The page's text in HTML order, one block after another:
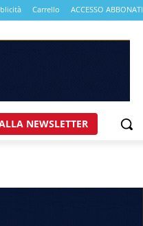
Carrello ACCESSO ABBONATI
NEWSLETTER